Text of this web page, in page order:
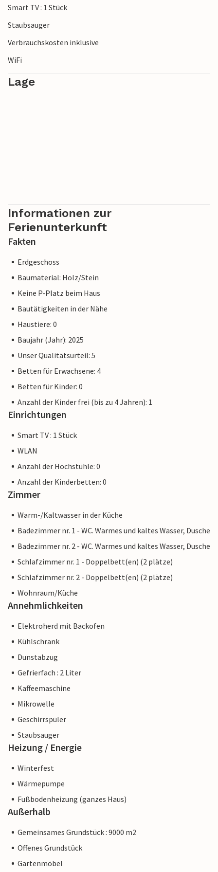
***Hinweis: Die Anlage befindet sich aktuell noch im Bau.***
Smart TV : 1 Stück
Staubsauger
Verbrauchskosten inklusive
WiFi
Lage
Informationen zur
Ferienunterkunft
Fakten
Erdgeschoss
Baumaterial: Holz/Stein
Keine P-Platz beim Haus
Bautätigkeiten in der Nähe
Haustiere: 0
Baujahr (Jahr): 2025
Unser Qualitätsurteil: 5
Betten für Erwachsene: 4
Betten für Kinder: 0
Anzahl der Kinder frei (bis zu 4 Jahren): 1
Einrichtungen
Smart TV : 1 Stück
WLAN
Anzahl der Hochstühle: 0
Anzahl der Kinderbetten: 0
Zimmer
Warm-/Kaltwasser in der Küche
Badezimmer nr. 1 - WC. Warmes und kaltes Wasser, Dusche
Badezimmer nr. 2 - WC. Warmes und kaltes Wasser, Dusche
Schlafzimmer nr. 1 - Doppelbett(en) (2 plätze)
Schlafzimmer nr. 2 - Doppelbett(en) (2 plätze)
Wohnraum/Küche
Annehmlichkeiten
Elektroherd mit Backofen
Kühlschrank
Dunstabzug
Gefrierfach : 2 Liter
Kaffeemaschine
Mikrowelle
Geschirrspüler
Staubsauger
Heizung / Energie
Winterfest
Wärmepumpe
Fußbodenheizung (ganzes Haus)
Außerhalb
Gemeinsames Grundstück : 9000 m2
Offenes Grundstück
Gartenmöbel